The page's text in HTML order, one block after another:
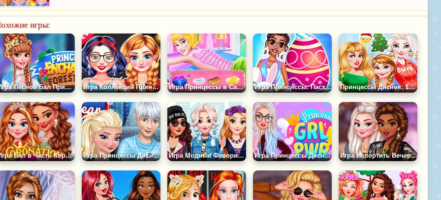
игры:
Игра Лесной Бал Принцесс Игра Коллекции Принцесс на Черную Пятницу Игра Принцессы в Салоне Красоты Игра Принцессы: Пасхальное Воскресенье Принцессы Диснея: 12 Дней Рождества
Игра Бал в Честь Коронации Игра Принцессы Диснея: Пара Года Игра Модные Фавориты Принцесс Игра Принцессы Диснея: Girl Power Игра Испортить Вечеринку Принцессе